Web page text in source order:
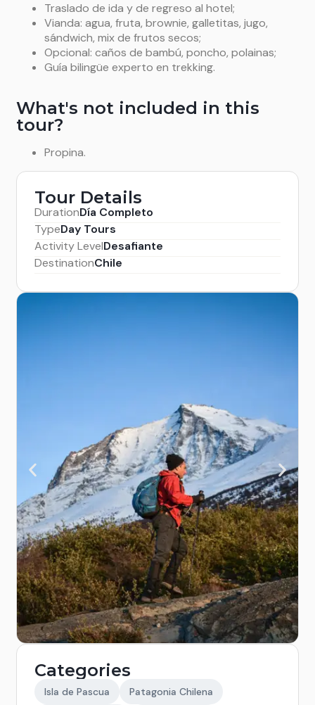
Traslado de ida y de regreso al hotel;
Vianda: agua, fruta, brownie, galletitas, jugo,
sándwich, mix de frutos secos;
Opcional: caños de bambú, poncho, polainas;
Guía bilingüe experto en trekking.
What's not included in this
tour?
Propina.
Tour Details
DurationDía Completo
TypeDay Tours
Activity LevelDesafiante
DestinationChile
Categories
Isla de Pascua
Patagonia Chilena